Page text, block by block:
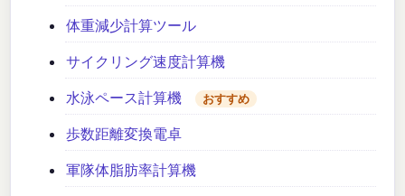
体重減少計算ツール
サイクリング速度計算機
水泳ペース計算機
おすすめ
歩数距離変換電卓
軍隊体脂肪率計算機